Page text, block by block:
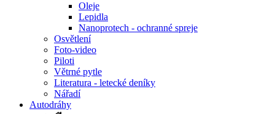
Oleje
Lepidla
Nanoprotech - ochranné spreje
Osvětlení
Foto-video
Piloti
Větrné pytle
Literatura - letecké deníky
Nářadí
Autodráhy